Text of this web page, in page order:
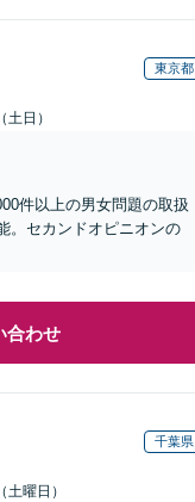
東京都
日）
件以上の男女問題の取扱
。セカンドオピニオンの
合わせ
千葉県
曜日）